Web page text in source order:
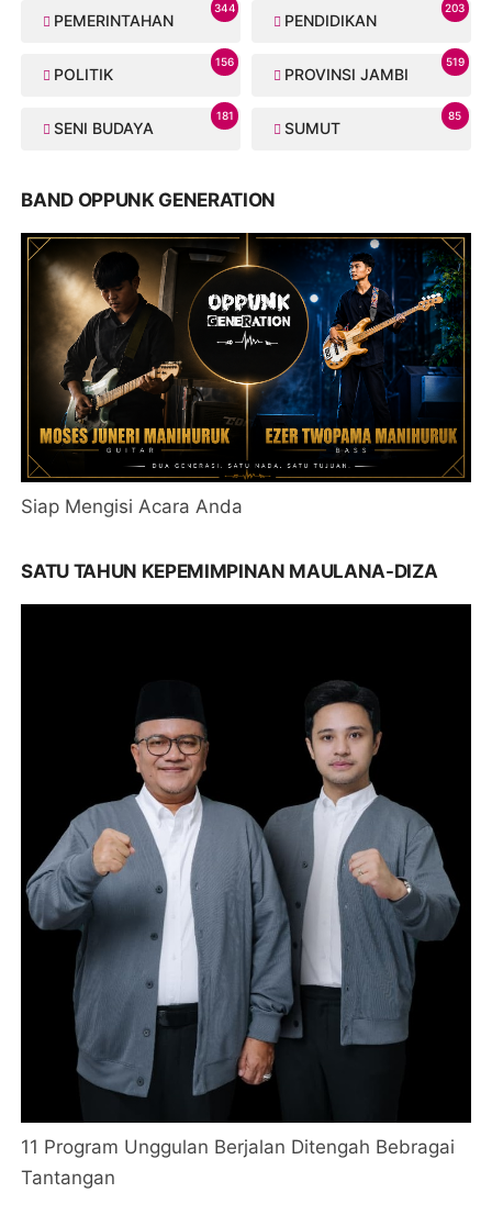
PEMERINTAHAN
344
PENDIDIKAN
203
POLITIK
156
PROVINSI JAMBI
519
SENI BUDAYA
181
SUMUT
85
BAND OPPUNK GENERATION
Siap Mengisi Acara Anda
SATU TAHUN KEPEMIMPINAN MAULANA-DIZA
11 Program Unggulan Berjalan Ditengah Bebragai
Tantangan